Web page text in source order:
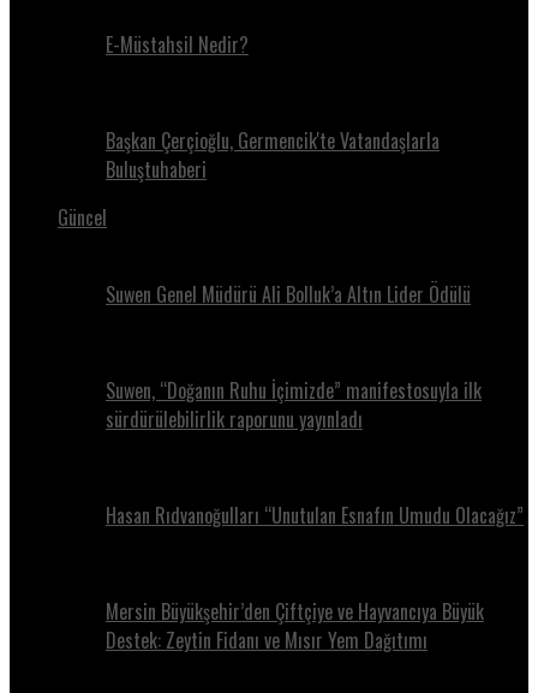
E-Müstahsil Nedir?
Başkan Çerçioğlu, Germencik'te Vatandaşlarla
Buluştuhaberi
Güncel
Suwen Genel Müdürü Ali Bolluk’a Altın Lider Ödülü
Suwen, “Doğanın Ruhu İçimizde” manifestosuyla ilk
sürdürülebilirlik raporunu yayınladı
Hasan Rıdvanoğulları “Unutulan Esnafın Umudu Olacağız”
Mersin Büyükşehir’den Çiftçiye ve Hayvancıya Büyük
Destek: Zeytin Fidanı ve Mısır Yem Dağıtımı